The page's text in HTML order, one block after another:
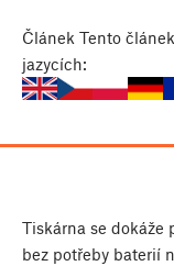
Článek Tento
jazycích:
Tiskárna se
bez potřeby baterií